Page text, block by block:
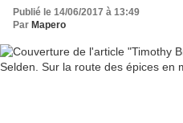
Publié le 14/06/2017 à 13:49
Par Mapero